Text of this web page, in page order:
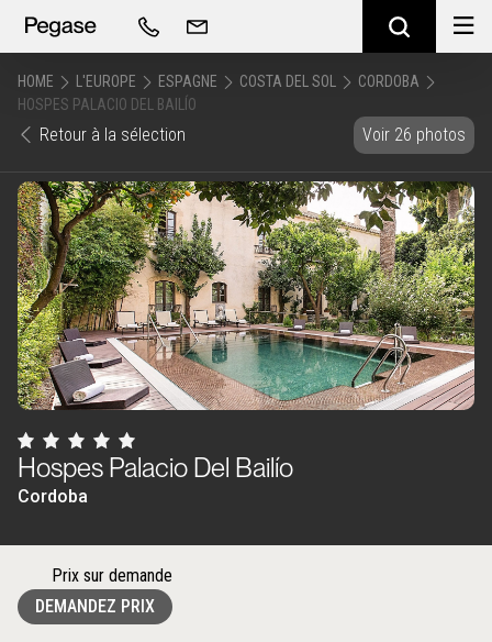
HOME L'EUROPE ESPAGNE COSTA DEL SOL
CORDOBA
HOSPES PALACIO DEL BAILÍO
Retour à la sélection Voir 26 photos
Hospes Palacio Del Bailío
Cordoba
Prix sur demande
DEMANDEZ PRIX